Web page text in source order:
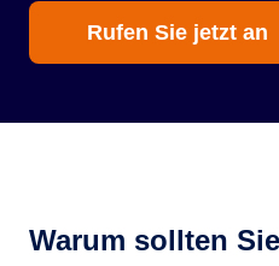
Rufen Sie jetzt an
Warum sollten